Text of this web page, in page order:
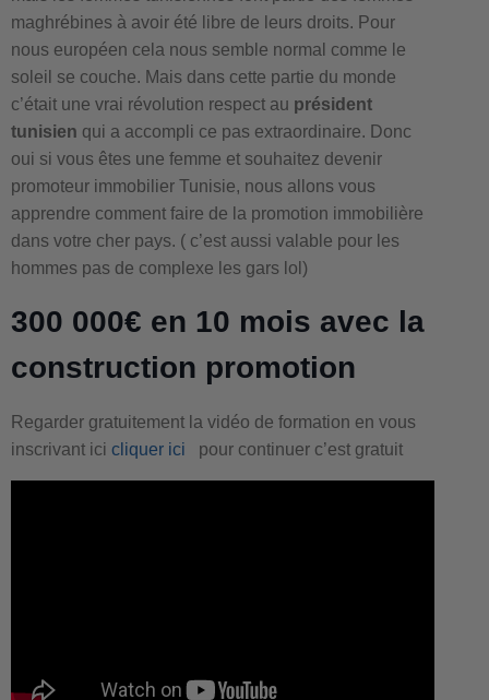
maghrébines à avoir été libre de leurs droits. Pour
nous européen cela nous semble normal comme le
soleil se couche. Mais dans cette partie du monde
c’était une vrai révolution respect au président
tunisien qui a accompli ce pas extraordinaire. Donc
oui si vous êtes une femme et souhaitez devenir
promoteur immobilier Tunisie, nous allons vous
apprendre comment faire de la promotion immobilière
dans votre cher pays. ( c’est aussi valable pour les
hommes pas de complexe les gars lol)
300 000€ en 10 mois avec la
construction promotion
Regarder gratuitement la vidéo de formation en vous
inscrivant ici cliquer ici pour continuer c’est gratuit